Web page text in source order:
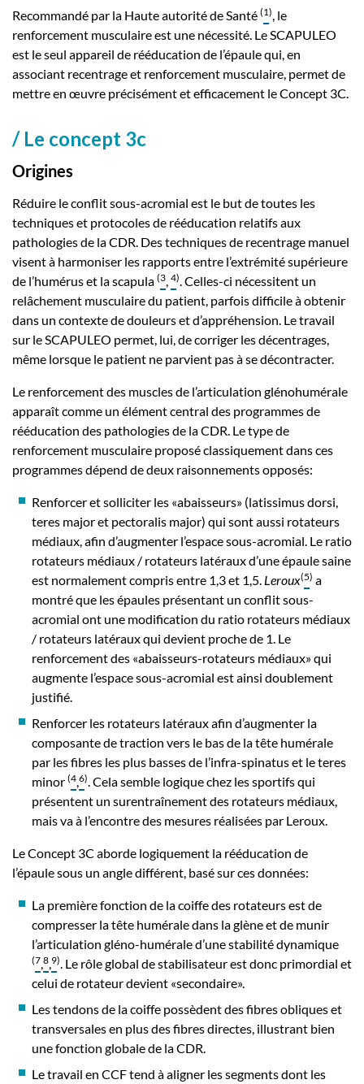
Recommandé par la Haute autorité de Santé (1), le
renforcement musculaire est une nécessité. Le SCAPULEO
est le seul appareil de rééducation de l’épaule qui, en
associant recentrage et renforcement musculaire, permet de
mettre en œuvre précisément et efficacement le Concept 3C.
/ Le concept 3c
Origines
Réduire le conflit sous-acromial est le but de toutes les
techniques et protocoles de rééducation relatifs aux
pathologies de la CDR. Des techniques de recentrage manuel
visent à harmoniser les rapports entre l’extrémité supérieure
de l’humérus et la scapula (3, 4). Celles-ci nécessitent un
relâchement musculaire du patient, parfois difficile à obtenir
dans un contexte de douleurs et d’appréhension. Le travail
sur le SCAPULEO permet, lui, de corriger les décentrages,
même lorsque le patient ne parvient pas à se décontracter.
Le renforcement des muscles de l’articulation glénohumérale
apparaît comme un élément central des programmes de
rééducation des pathologies de la CDR. Le type de
renforcement musculaire proposé classiquement dans ces
programmes dépend de deux raisonnements opposés:
Renforcer et solliciter les «abaisseurs» (latissimus dorsi,
teres major et pectoralis major) qui sont aussi rotateurs
médiaux, afin d’augmenter l’espace sous-acromial. Le ratio
rotateurs médiaux / rotateurs latéraux d’une épaule saine
est normalement compris entre 1,3 et 1,5. Leroux(5) a
montré que les épaules présentant un conflit sous-
acromial ont une modification du ratio rotateurs médiaux
/ rotateurs latéraux qui devient proche de 1. Le
renforcement des «abaisseurs-rotateurs médiaux» qui
augmente l’espace sous-acromial est ainsi doublement
justifié.
Renforcer les rotateurs latéraux afin d’augmenter la
composante de traction vers le bas de la tête humérale
par les fibres les plus basses de l’infra-spinatus et le teres
minor (4,6). Cela semble logique chez les sportifs qui
présentent un surentraînement des rotateurs médiaux,
mais va à l’encontre des mesures réalisées par Leroux.
Le Concept 3C aborde logiquement la rééducation de
l’épaule sous un angle différent, basé sur ces données:
La première fonction de la coiffe des rotateurs est de
compresser la tête humérale dans la glène et de munir
l’articulation gléno-humérale d’une stabilité dynamique
(7,8,9). Le rôle global de stabilisateur est donc primordial et
celui de rotateur devient «secondaire».
Les tendons de la coiffe possèdent des fibres obliques et
transversales en plus des fibres directes, illustrant bien
une fonction globale de la CDR.
Le travail en CCF tend à aligner les segments dont les